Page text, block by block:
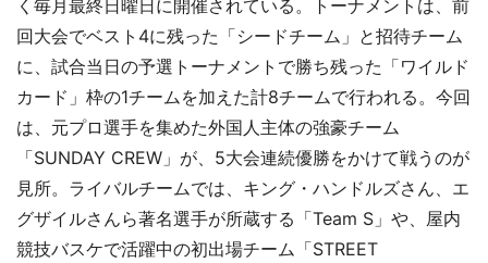
く毎月最終日曜日に開催されている。トーナメントは、前
回大会でベスト4に残った「シードチーム」と招待チーム
に、試合当日の予選トーナメントで勝ち残った「ワイルド
カード」枠の1チームを加えた計8チームで行われる。今回
は、元プロ選手を集めた外国人主体の強豪チーム
「SUNDAY CREW」が、5大会連続優勝をかけて戦うのが
見所。ライバルチームでは、キング・ハンドルズさん、エ
グザイルさんら著名選手が所蔵する「Team S」や、屋内
競技バスケで活躍中の初出場チーム「STREET